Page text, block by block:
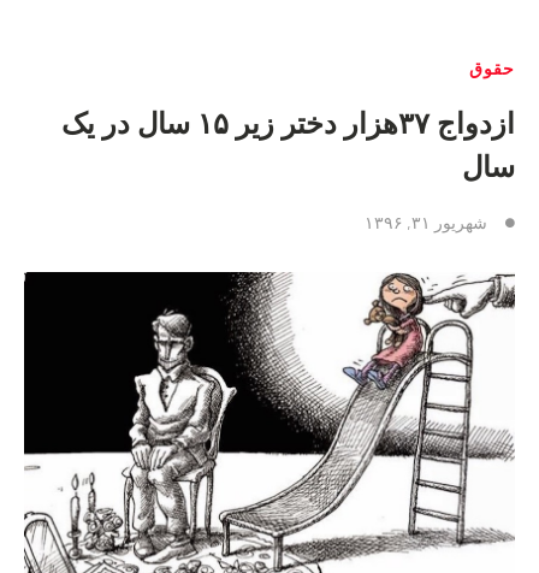
حقوق
ازدواج ۳۷هزار دختر زیر ۱۵ سال در یک
سال
شهریور ۳۱, ۱۳۹۶